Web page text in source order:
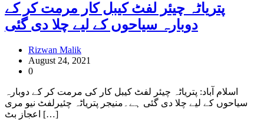
پتریاٹہ چیئر لفٹ کیبل کار مرمت کر کے
دوبارہ سیاحوں کے لیے چلا دی گئی
Rizwan Malik
August 24, 2021
0
اسلام آباد: پتریاٹہ چیئر لفٹ کیبل کار کی مرمت کر کے دوبارہ
سیاحوں کے لیے چلا دی گئی ہے۔منیجر پتریاٹہ چئیرلفٹ نیو مری
اعجاز بٹ […]